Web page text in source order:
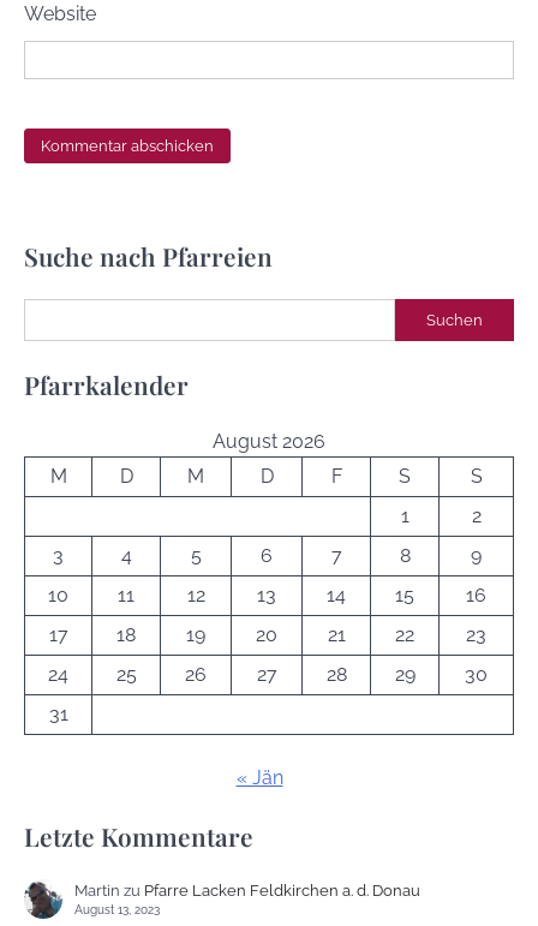
Website
Suche nach Pfarreien
Suchen
Pfarrkalender
August 2026
M
D M D F S
S
1
2
3
4 5 6 7 8
9
10
11 12 13 14 15
16
17
18 19 20 21 22
23
24
25 26 27 28 29
30
31
« Jän
Letzte Kommentare
Martin zu Pfarre Lacken Feldkirchen a. d. Donau
August 13, 2023